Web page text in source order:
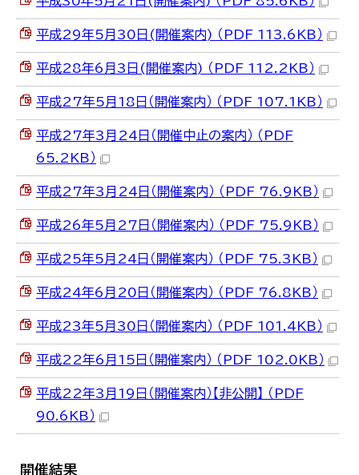
平成29年5月30日(開催案内) （PDF 113.6KB）
平成28年6月3日(開催案内) （PDF 112.2KB）
平成27年5月18日（開催案内） （PDF 107.1KB）
平成27年3月24日（開催中止の案内） （PDF
65.2KB）
平成27年3月24日（開催案内） （PDF 76.9KB）
平成26年5月27日（開催案内） （PDF 75.9KB）
平成25年5月24日（開催案内） （PDF 75.3KB）
平成24年6月20日（開催案内） （PDF 76.8KB）
平成23年5月30日（開催案内） （PDF 101.4KB）
平成22年6月15日（開催案内） （PDF 102.0KB）
平成22年3月19日（開催案内）【非公開】 （PDF
90.6KB）
開催結果